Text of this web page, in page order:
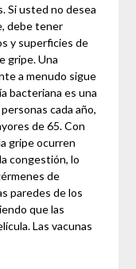
Si usted no desea
debe tener
y superficies de
gripe. Una
a menudo sigue
bacteriana es una
cada año,
de 65. Con
gripe ocurren
congestión, lo
de
paredes de los
que las
Las vacunas